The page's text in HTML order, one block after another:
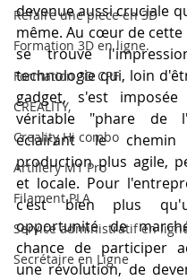
Refaire une piece en 3D
Formation 3D en ligne.
Formation 3D CPF
CREALITY,
Creality Hi combo
Artillery M1 Pro
Filament PLA
Service administratif en
Secrétaire en Ligne
devenue aussi cruciale
même. Au cœur de cette
se trouve
technologie qui, loin
gadget, s'est
véritable "phare de
éclairant le
production plus agile,
et locale. Pour
c'est bien plus
opportunité de
chance de participer
une révolution, de